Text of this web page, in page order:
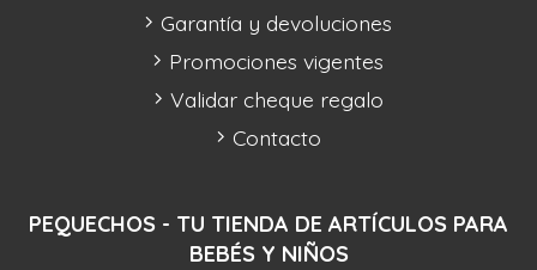
PEQUECHOS - TU TIENDA DE ARTÍCULOS PARA
BEBÉS Y NIÑOS
Garantía y devoluciones
Promociones vigentes
Validar cheque regalo
Contacto